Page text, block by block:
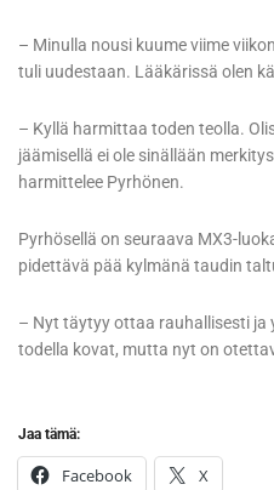
– Minulla nousi kuume viime
tuli uudestaan. Lääkärissä olen
– Kyllä harmittaa toden teolla.
jäämisellä ei ole sinällään
harmittelee Pyrhönen.
Pyrhösellä on seuraava MX3-
pidettävä pää kylmänä taudin
– Nyt täytyy ottaa rauhallisesti
todella kovat, mutta nyt on
Jaa tämä:
Facebook X